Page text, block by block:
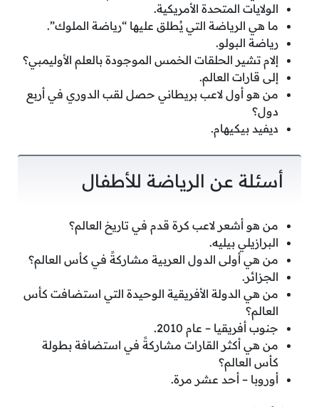
الولايات المتحدة الأمريكية.
ما هي الرياضة التي يُطلق عليها “رياضة الملوك”.
رياضة البولو.
إلام تشير الحلقات الخمس الموجودة بالعلم الأوليمبي؟
إلى قارات العالم.
من هو أول لاعب بريطاني حصل لقب الدوري في أربع
دول؟
ديفيد بيكيهام.
أسئلة عن الرياضة للأطفال
من هو أشعر لاعب كرة قدم في تاريخ العالم؟
البرازيلي بيليه.
من هي أولى الدول العربية مشاركةً في كأس العالم؟
الجزائر.
من هي الدولة الأفريقية الوحيدة التي استضافت كأس
العالم؟
جنوب أفريقيا – عام 2010.
من هي أكثر القارات مشاركةً في استضافة بطولة
كأس العالم؟
أوروبا – أحد عشر مرة.